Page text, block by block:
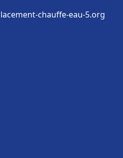
chauffe-eau-5.org